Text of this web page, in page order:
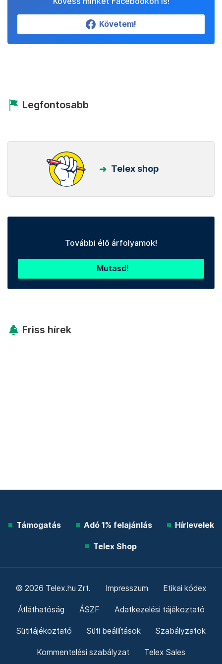
Követem!
Legfontosabb
Telex shop
További élő árfolyamok!
Mutasd!
Friss hírek
Támogatás Adó 1% felajánlás Hírlevelek
Telex Shop
© 2026 Telex.hu Zrt. Impresszum Etikai kódex
Átláthatóság ÁSZF Adatkezelési tájékoztató
Sütitájékoztató Süti beállítások Szabályzatok
Kommentelési szabályzat Telex Sales